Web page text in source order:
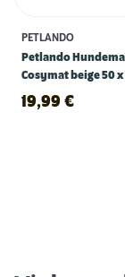
PETLANDO
Petlando
Cosymat beige 50 x
19,99 €